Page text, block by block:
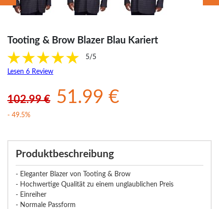
Tooting & Brow Blazer Blau Kariert
5/5
Lesen 6 Review
102.99 € 51.99 €
- 49.5%
Produktbeschreibung
- Eleganter Blazer von Tooting & Brow
- Hochwertige Qualität zu einem unglaublichen Preis
- Einreiher
- Normale Passform